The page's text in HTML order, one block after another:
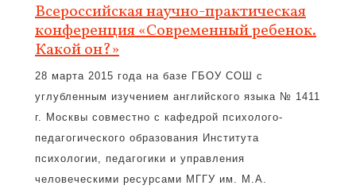
Всероссийская научно-практическая
конференция «Современный ребенок.
Какой он?»
28 марта 2015 года на базе ГБОУ СОШ с
углубленным изучением английского языка № 1411
г. Москвы совместно с кафедрой психолого-
педагогического образования Института
психологии, педагогики и управления
человеческими ресурсами МГГУ им. М.А.